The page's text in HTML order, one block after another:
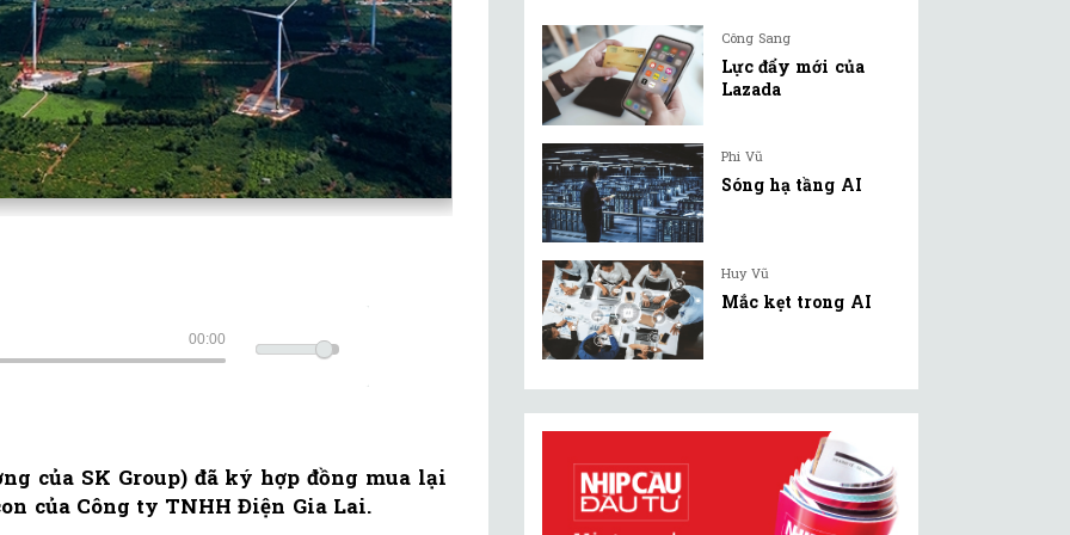
00:00
của SK Group) đã ký hợp đồng mua lại
của Công ty TNHH Điện Gia Lai.
Công Sang
Lực đẩy mới của
Lazada
Phi Vũ
Sóng hạ tầng AI
Huy Vũ
Mắc kẹt trong AI